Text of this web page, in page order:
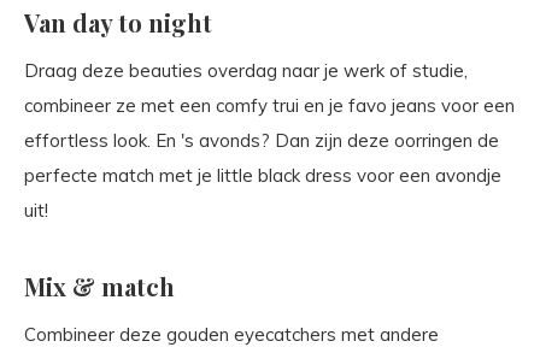
Van day to night
Draag deze beauties overdag naar je werk of studie,
combineer ze met een comfy trui en je favo jeans voor een
effortless look. En 's avonds? Dan zijn deze oorringen de
perfecte match met je little black dress voor een avondje
uit!
Mix & match
Combineer deze gouden eyecatchers met andere